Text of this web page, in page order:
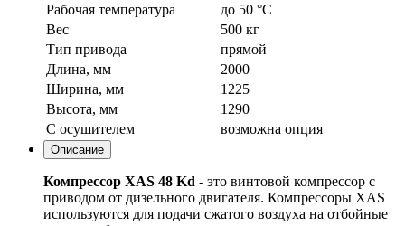
Рабочая температура
до 50 °С
Вес
500 кг
Тип привода
прямой
Длина, мм
2000
Ширина, мм
1225
Высота, мм
1290
С осушителем
возможна опция
Описание
Компрессор XAS 48 Kd - это винтовой компрессор с
приводом от дизельного двигателя. Компрессоры XAS
используются для подачи сжатого воздуха на отбойные